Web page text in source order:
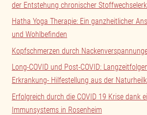
der Entstehung chronischer
Hatha Yoga Therapie: Ein ganzheitlicher
und Wohlbefinden
Kopfschmerzen durch
Long-COVID und Post-COVID:
Erkrankung- Hilfestellung aus der
Erfolgreich durch die COVID 19 Krise dank
Immunsystems in Rosenheim